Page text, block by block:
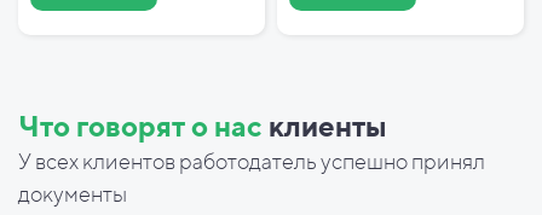
Что говорят о нас клиенты
У всех клиентов работодатель успешно принял
документы